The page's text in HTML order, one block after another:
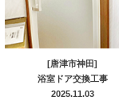
[唐津市神田]
浴室ドア交換工事
2025.11.03